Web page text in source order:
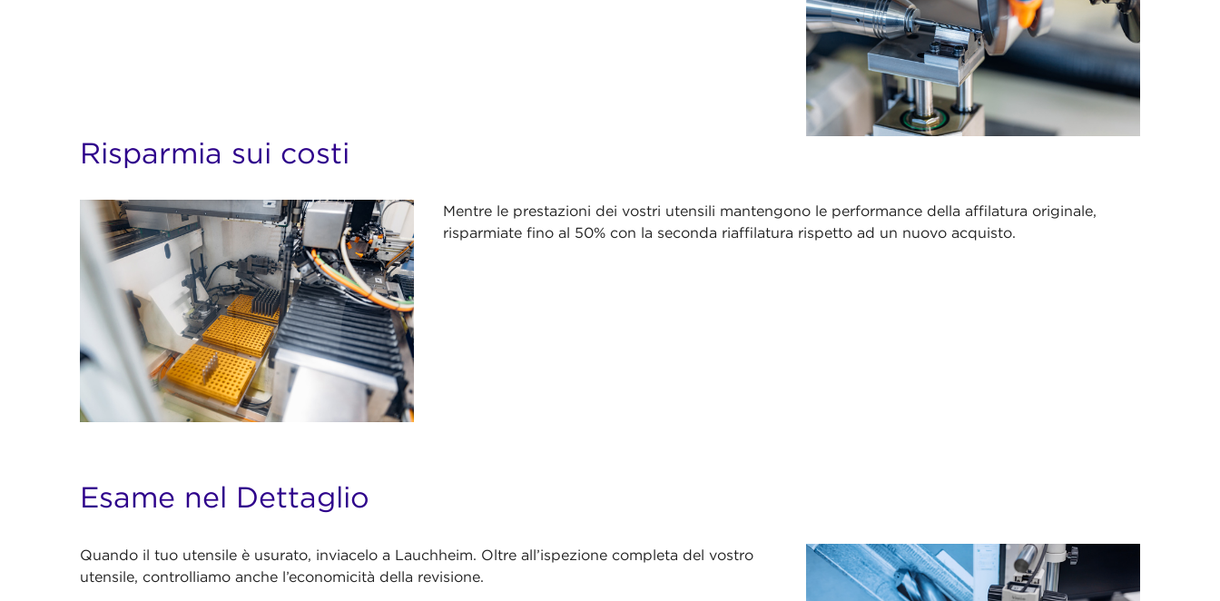
Risparmia sui costi
Mentre le prestazioni dei vostri utensili mantengono le performance della affilatura originale,
risparmiate fino al 50% con la seconda riaffilatura rispetto ad un nuovo acquisto.
Esame nel Dettaglio
Quando il tuo utensile è usurato, inviacelo a Lauchheim. Oltre all’ispezione completa del vostro
utensile, controlliamo anche l’economicità della revisione.